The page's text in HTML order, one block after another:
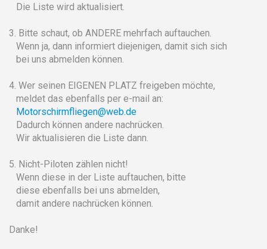
Die Liste wird aktualisiert.
3. Bitte schaut, ob ANDERE mehrfach auftauchen.
Wenn ja, dann informiert diejenigen, damit sich sich
bei uns abmelden können.
4. Wer seinen EIGENEN PLATZ freigeben möchte,
meldet das ebenfalls per e-mail an:
Motorschirmfliegen@web.de
Dadurch können andere nachrücken.
Wir aktualisieren die Liste dann.
5. Nicht-Piloten zählen nicht!
Wenn diese in der Liste auftauchen, bitte
diese ebenfalls bei uns abmelden,
damit andere nachrücken können.
Danke!